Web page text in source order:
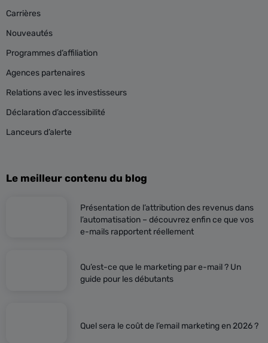
Carrières
Nouveautés
Programmes d’affiliation
Agences partenaires
Relations avec les investisseurs
Déclaration d’accessibilité
Lanceurs d’alerte
Le meilleur contenu du blog
Présentation de l’attribution des revenus dans
l’automatisation – découvrez enfin ce que vos
e-mails rapportent réellement
Qu’est-ce que le marketing par e-mail ? Un
guide pour les débutants
Quel sera le coût de l’email marketing en 2026 ?